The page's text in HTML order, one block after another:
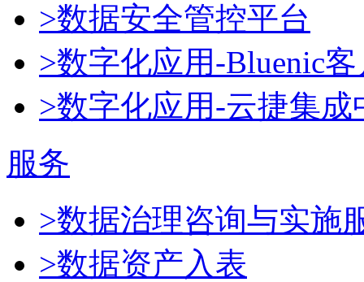
>数据安全管控平台
>数字化应用-Bluenic
>数字化应用-云捷集成
服务
>数据治理咨询与实施
>数据资产入表